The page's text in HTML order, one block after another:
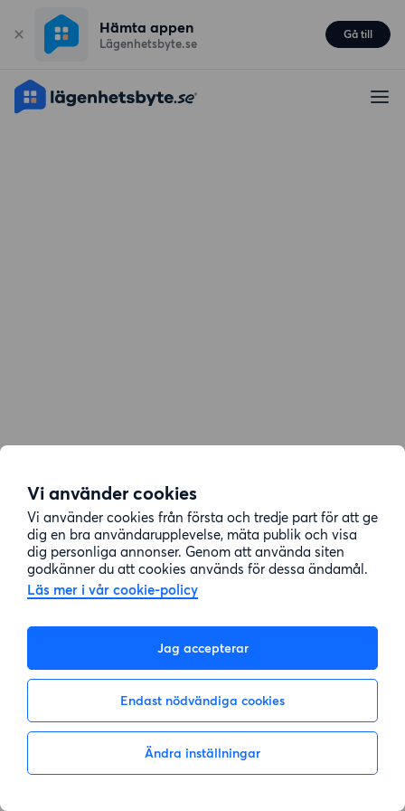
Vi använder cookies
Vi använder cookies från första och tredje part för att ge
dig en bra användarupplevelse, mäta publik och visa
dig personliga annonser. Genom att använda siten
godkänner du att cookies används för dessa ändamål.
Läs mer i vår cookie-policy
Jag accepterar
Endast nödvändiga cookies
Ändra inställningar
Hämta appen
Lägenhetsbyte.se
Gå till